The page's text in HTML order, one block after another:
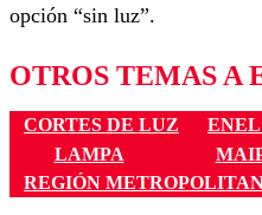
opción “sin luz”.
OTROS TEMAS A
CORTES DE LUZ
LAMPA
REGIÓN